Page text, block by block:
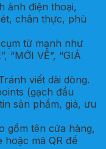
ảnh điện thoại,
chân thực, phù
từ mạnh như
“MỚI VỀ”, “GIÁ
viết dài dòng.
(gạch đầu
sản phẩm, giá, ưu
gồm tên cửa hàng,
hoặc mã QR để